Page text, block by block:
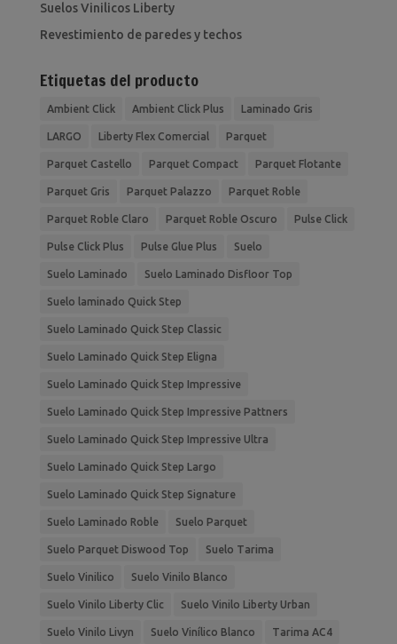
Suelos Vinilicos Liberty
Revestimiento de paredes y techos
Etiquetas del producto
Ambient Click Ambient Click Plus Laminado Gris
LARGO Liberty Flex Comercial Parquet
Parquet Castello Parquet Compact Parquet Flotante
Parquet Gris Parquet Palazzo Parquet Roble
Parquet Roble Claro Parquet Roble Oscuro Pulse Click
Pulse Click Plus Pulse Glue Plus Suelo
Suelo Laminado Suelo Laminado Disfloor Top
Suelo laminado Quick Step
Suelo Laminado Quick Step Classic
Suelo Laminado Quick Step Eligna
Suelo Laminado Quick Step Impressive
Suelo Laminado Quick Step Impressive Pattners
Suelo Laminado Quick Step Impressive Ultra
Suelo Laminado Quick Step Largo
Suelo Laminado Quick Step Signature
Suelo Laminado Roble Suelo Parquet
Suelo Parquet Diswood Top Suelo Tarima
Suelo Vinilico Suelo Vinilo Blanco
Suelo Vinilo Liberty Clic Suelo Vinilo Liberty Urban
Suelo Vinilo Livyn Suelo Vinílico Blanco Tarima AC4